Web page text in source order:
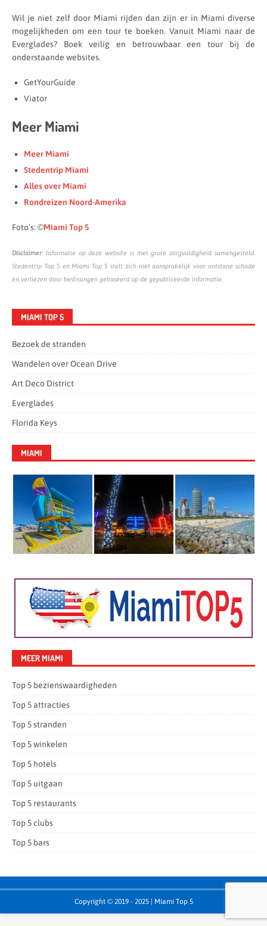
Wil je niet zelf door Miami rijden dan zijn er in Miami diverse
mogelijkheden om een tour te boeken. Vanuit Miami naar de
Everglades? Boek veilig en betrouwbaar een tour bij de
onderstaande websites.
GetYourGuide
Viator
Meer Miami
Meer Miami
Stedentrip Miami
Alles over Miami
Rondreizen Noord-Amerika
Foto’s: ©Miami Top 5
Disclaimer: Informatie op deze website is met grote zorgvuldigheid samengesteld.
Stedentrip Top 5 en Miami Top 5 stelt zich niet aansprakelijk voor ontstane schade
en verliezen door beslissingen gebaseerd op de gepubliceerde informatie.
MIAMI TOP 5
Bezoek de stranden
Wandelen over Ocean Drive
Art Deco District
Everglades
Florida Keys
MIAMI
MEER MIAMI
Top 5 bezienswaardigheden
Top 5 attracties
Top 5 stranden
Top 5 winkelen
Top 5 hotels
Top 5 uitgaan
Top 5 restaurants
Top 5 clubs
Top 5 bars
Copyright © 2019 - 2025 | Miami Top 5